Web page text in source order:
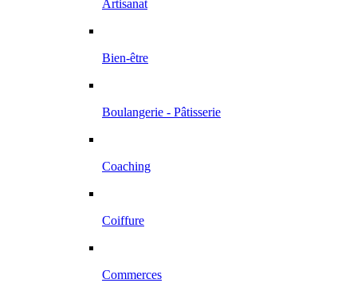
Artisanat
Bien-être
Boulangerie - Pâtisserie
Coaching
Coiffure
Commerces